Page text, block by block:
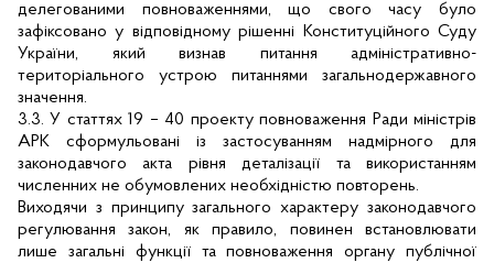
делегованими повноваженнями, що свого часу було
зафіксовано у відповідному рішенні Конституційного Суду
України, який визнав питання адміністративно-
територіального устрою питаннями загальнодержавного
значення.
3.3. У статтях 19 – 40 проекту повноваження Ради міністрів
АРК сформульовані із застосуванням надмірного для
законодавчого акта рівня деталізації та використанням
численних не обумовлених необхідністю повторень.
Виходячи з принципу загального характеру законодавчого
регулювання закон, як правило, повинен встановлювати
лише загальні функції та повноваження органу публічної